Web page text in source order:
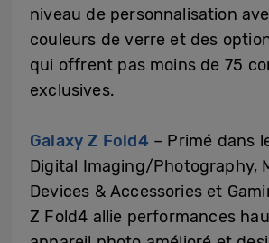
niveau de personnalisation
couleurs de verre et des
qui offrent pas moins de 75
exclusives.
Galaxy Z Fold4 – Primé dans
Digital Imaging/Photography,
Devices & Accessories et
Z Fold4 allie performances